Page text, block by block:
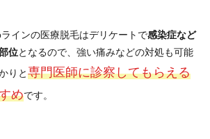
インの医療脱毛はデリケートで感染症など
位となるので、強い痛みなどの対処も可能
りと専門医師に診察してもらえる
めです。